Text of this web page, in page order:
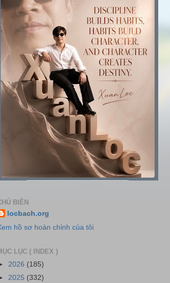
BIÊN
locbach.org
hồ sơ hoàn chỉnh của tôi
LỤC ( INDEX )
2026 (185)
2025 (332)